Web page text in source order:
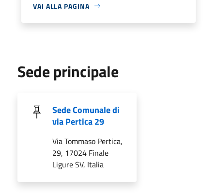
VAI ALLA PAGINA
Sede principale
Sede Comunale di
via Pertica 29
Via Tommaso Pertica,
29, 17024 Finale
Ligure SV, Italia